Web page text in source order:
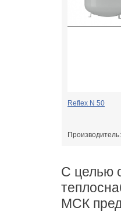
Reflex N 50
С целью
МСК